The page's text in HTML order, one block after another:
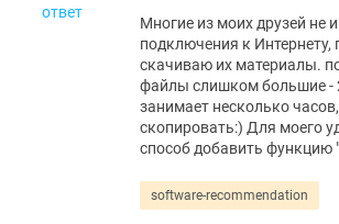
ответ
Многие из моих друзей не
подключения к Интернету,
скачиваю их материалы.
файлы слишком большие -
занимает несколько
скопировать:) Для моего
способ добавить функцию
software-recommendation